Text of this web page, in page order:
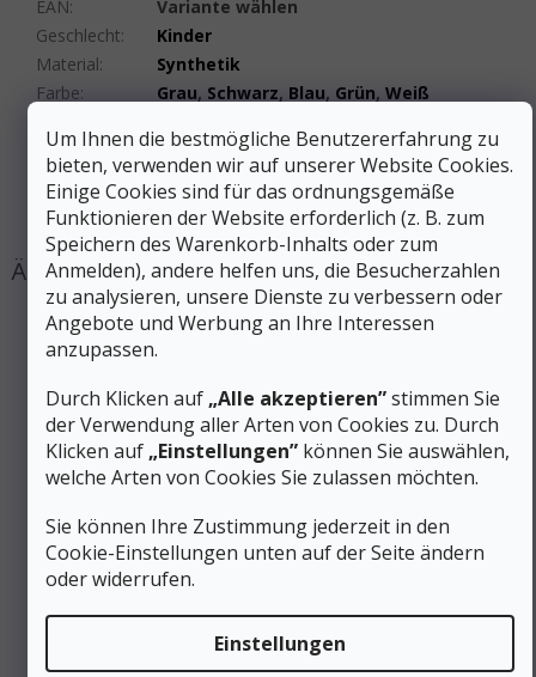
Um Ihnen die bestmögliche Benutzererfahrung zu
bieten, verwenden wir auf unserer Website Cookies.
Einige Cookies sind für das ordnungsgemäße
Funktionieren der Website erforderlich (z. B. zum
Speichern des Warenkorb-Inhalts oder zum
Anmelden), andere helfen uns, die Besucherzahlen
zu analysieren, unsere Dienste zu verbessern oder
Angebote und Werbung an Ihre Interessen
anzupassen.
Durch Klicken auf „Alle akzeptieren”stimmen Sie
der Verwendung aller Arten von Cookies zu. Durch
Klicken auf „Einstellungen” können Sie auswählen,
welche Arten von Cookies Sie zulassen möchten.
Sie können Ihre Zustimmung jederzeit in den
Cookie-Einstellungen unten auf der Seite ändern
oder widerrufen.
Einstellungen
EAN:
Variante wählen
Geschlecht:
Kinder
Material:
Synthetik
Farbe: Grau, Schwarz, Blau, Grün, Weiß
Produktart:
Socken
Sockenhöhe:
Hoch
#sizes_table#
hidden